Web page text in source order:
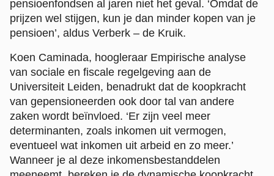
pensioenfondsen al jaren niet het geval. ‘Omdat de
prijzen wel stijgen, kun je dan minder kopen van je
pensioen’, aldus Verberk – de Kruik.
Koen Caminada, hoogleraar Empirische analyse
van sociale en fiscale regelgeving aan de
Universiteit Leiden, benadrukt dat de koopkracht
van gepensioneerden ook door tal van andere
zaken wordt beïnvloed. ‘Er zijn veel meer
determinanten, zoals inkomen uit vermogen,
eventueel wat inkomen uit arbeid en zo meer.’
Wanneer je al deze inkomensbestanddelen